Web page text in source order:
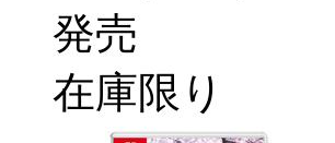
発売
在庫限り